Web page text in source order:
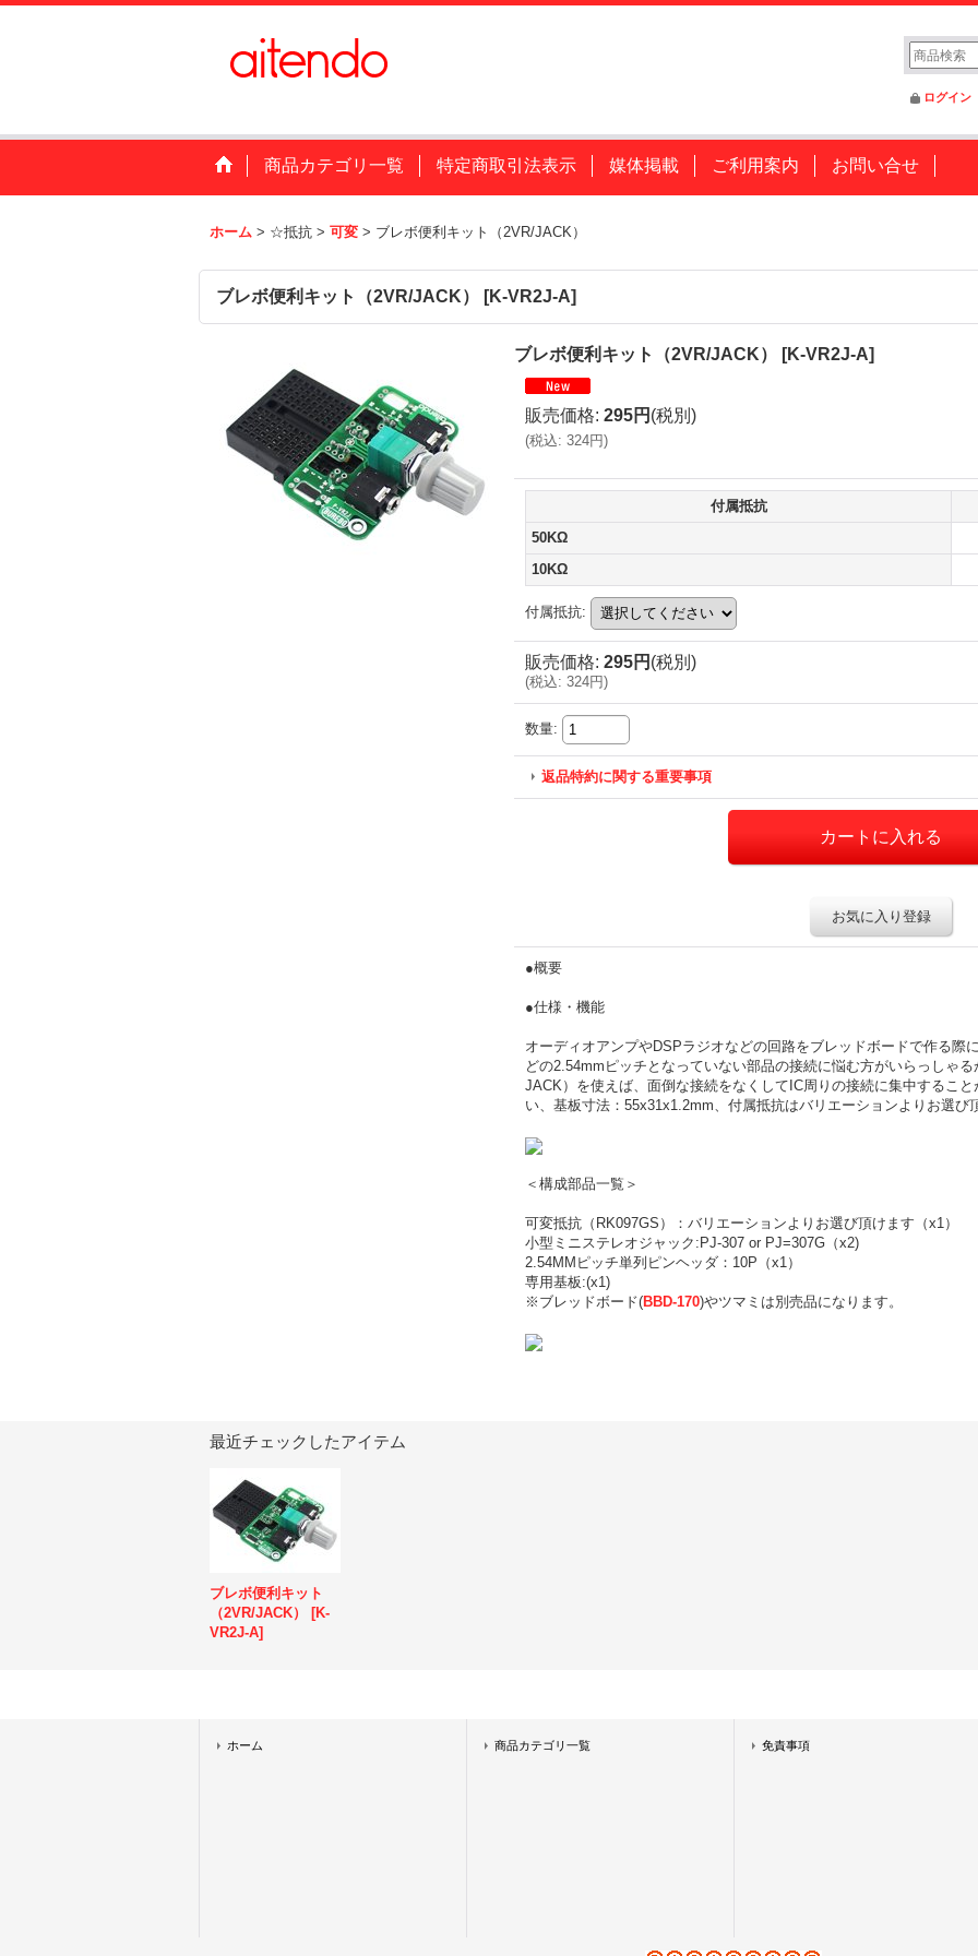
ログイン
商品カテゴリ一覧 特定商取引法表示 媒体掲載 ご利用案内 お問い合せ
ホーム > ☆抵抗 > 可変 > ブレボ便利キット（2VR/JACK）
ブレボ便利キット（2VR/JACK） [K-VR2J-A]
ブレボ便利キット（2VR/JACK） [K-VR2J-A]
販売価格: 295円 (税別)
(税込: 324円)
付属抵抗
50KΩ
10KΩ
付属抵抗:
販売価格: 295円 (税別)
(税込: 324円)
数量:
返品特約に関する重要事項
お気に入り登録
●概要
●仕様・機能
オーディオアンプやDSPラジオなどの回路をブレッドボードで作る際
どの2.54mmピッチとなっていない部品の接続に悩む方がいらっしゃ
JACK）を使えば、面倒な接続をなくしてIC周りの接続に集中するこ
い、基板寸法：55x31x1.2mm、付属抵抗はバリエーションよりお選び
＜構成部品一覧＞
可変抵抗（RK097GS）：バリエーションよりお選び頂けます（x1）
小型ミニステレオジャック:PJ-307 or PJ=307G（x2)
2.54MMピッチ単列ピンヘッダ：10P（x1）
専用基板:(x1)
※ブレッドボード(BBD-170)やツマミは別売品になります。
最近チェックしたアイテム
ブレボ便利キット
（2VR/JACK）
[K-
VR2J-A]
ホーム 商品カテゴリ一覧 免責事項